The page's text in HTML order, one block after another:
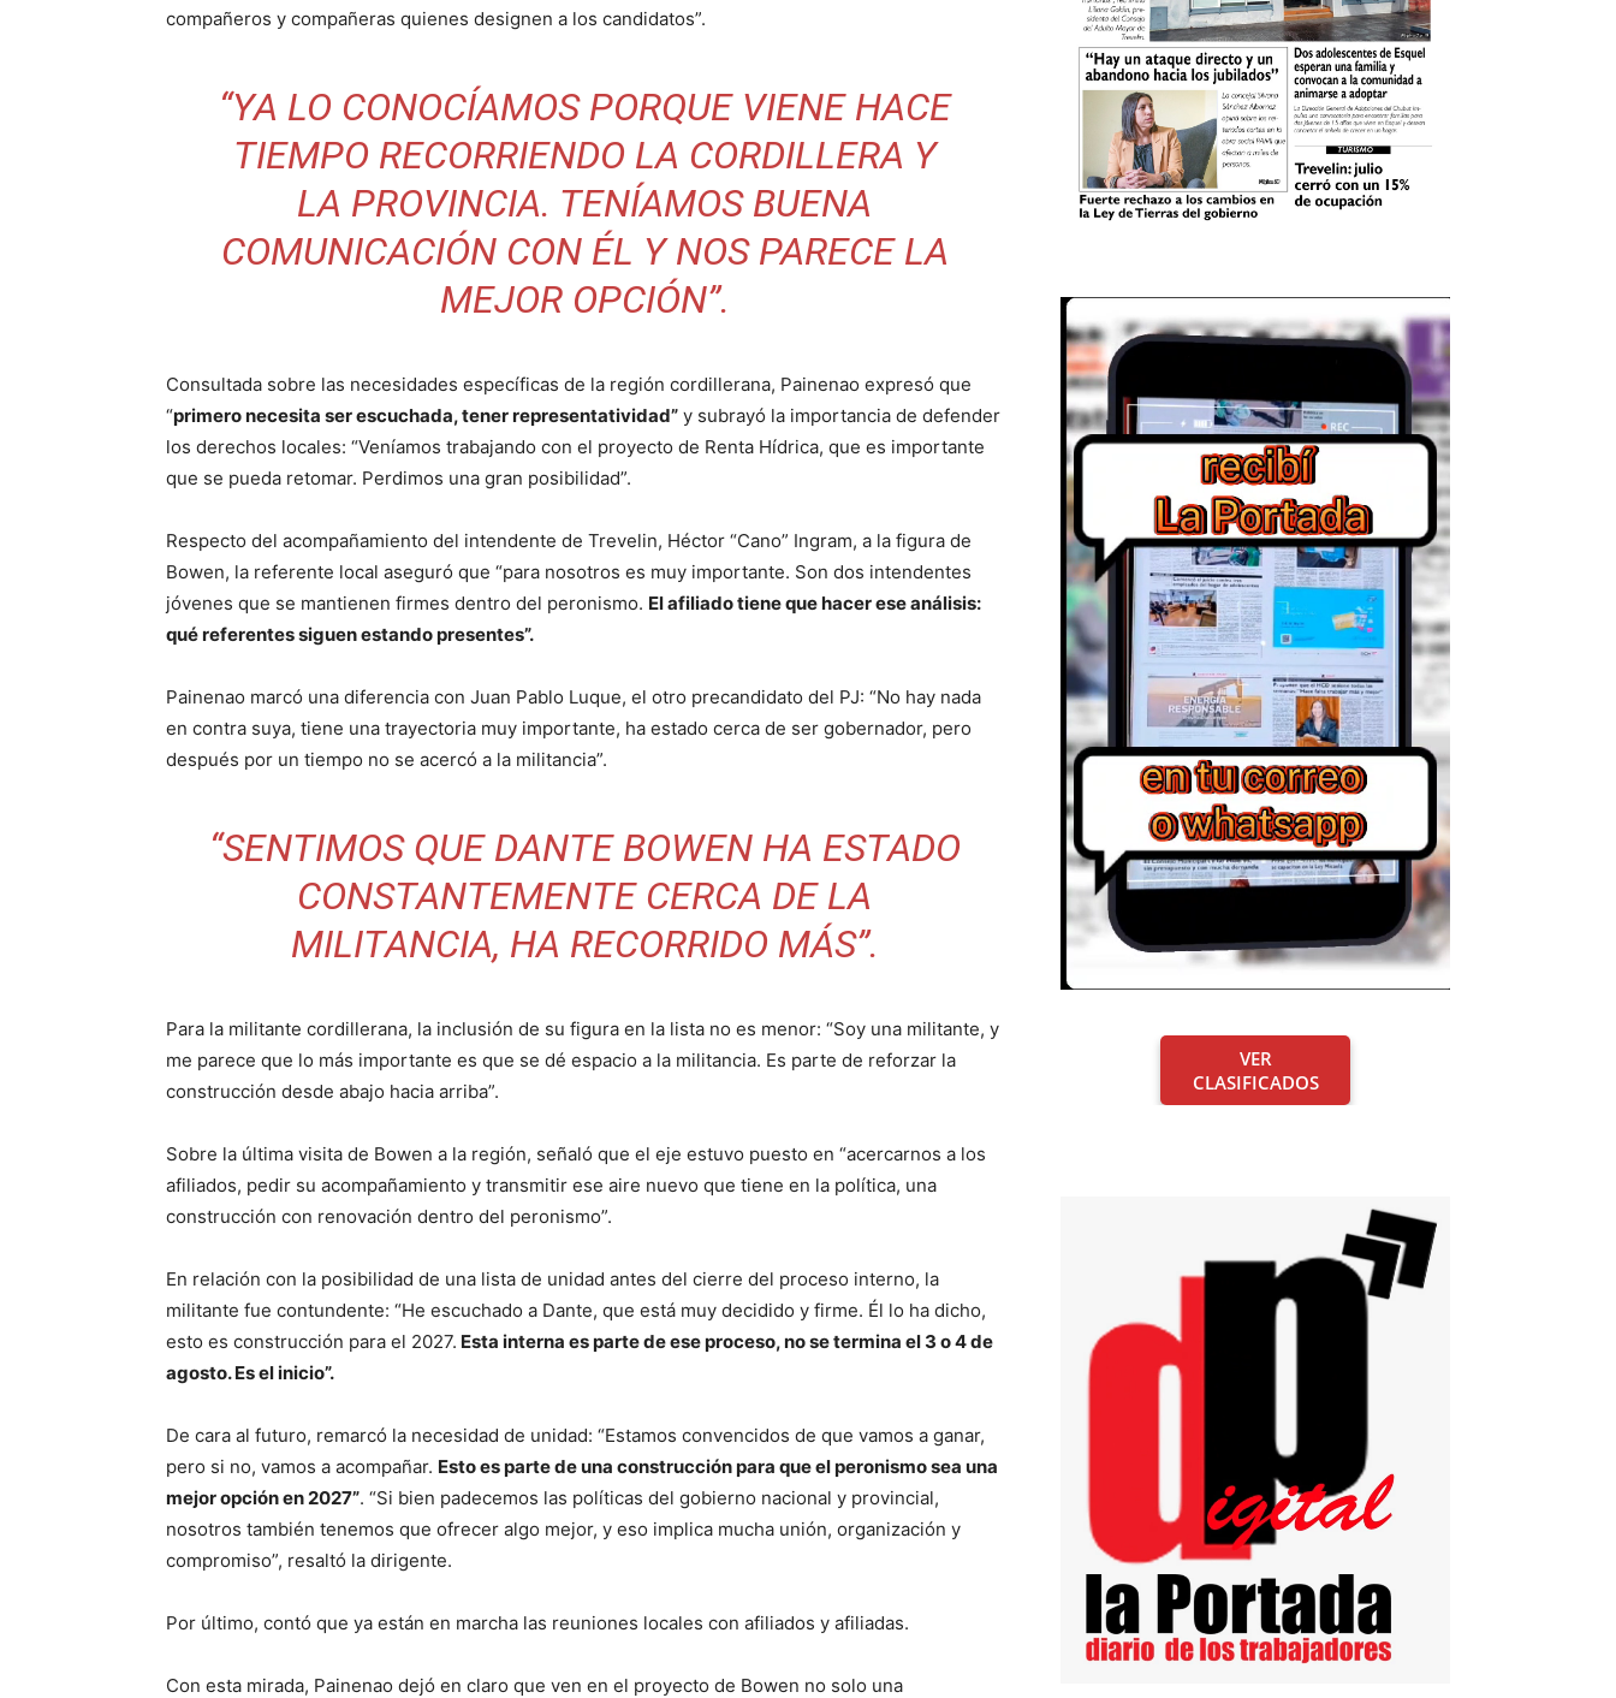
compañeros y compañeras quienes designen a los candidatos”.
“YA LO CONOCÍAMOS PORQUE VIENE HACE
TIEMPO RECORRIENDO LA CORDILLERA Y
LA PROVINCIA. TENÍAMOS BUENA
COMUNICACIÓN CON ÉL Y NOS PARECE LA
MEJOR OPCIÓN”.
Consultada sobre las necesidades específicas de la región cordillerana, Painenao expresó que
“primero necesita ser escuchada, tener representatividad” y subrayó la importancia de defender
los derechos locales: “Veníamos trabajando con el proyecto de Renta Hídrica, que es importante
que se pueda retomar. Perdimos una gran posibilidad”.
Respecto del acompañamiento del intendente de Trevelin, Héctor “Cano” Ingram, a la figura de
Bowen, la referente local aseguró que “para nosotros es muy importante. Son dos intendentes
jóvenes que se mantienen firmes dentro del peronismo. El afiliado tiene que hacer ese análisis:
qué referentes siguen estando presentes”.
Painenao marcó una diferencia con Juan Pablo Luque, el otro precandidato del PJ: “No hay nada
en contra suya, tiene una trayectoria muy importante, ha estado cerca de ser gobernador, pero
después por un tiempo no se acercó a la militancia”.
“SENTIMOS QUE DANTE BOWEN HA ESTADO
CONSTANTEMENTE CERCA DE LA
MILITANCIA, HA RECORRIDO MÁS”.
Para la militante cordillerana, la inclusión de su figura en la lista no es menor: “Soy una militante, y
me parece que lo más importante es que se dé espacio a la militancia. Es parte de reforzar la
construcción desde abajo hacia arriba”.
Sobre la última visita de Bowen a la región, señaló que el eje estuvo puesto en “acercarnos a los
afiliados, pedir su acompañamiento y transmitir ese aire nuevo que tiene en la política, una
construcción con renovación dentro del peronismo”.
En relación con la posibilidad de una lista de unidad antes del cierre del proceso interno, la
militante fue contundente: “He escuchado a Dante, que está muy decidido y firme. Él lo ha dicho,
esto es construcción para el 2027. Esta interna es parte de ese proceso, no se termina el 3 o 4 de
agosto. Es el inicio”.
De cara al futuro, remarcó la necesidad de unidad: “Estamos convencidos de que vamos a ganar,
pero si no, vamos a acompañar. Esto es parte de una construcción para que el peronismo sea una
mejor opción en 2027”. “Si bien padecemos las políticas del gobierno nacional y provincial,
nosotros también tenemos que ofrecer algo mejor, y eso implica mucha unión, organización y
compromiso”, resaltó la dirigente.
Por último, contó que ya están en marcha las reuniones locales con afiliados y afiliadas.
Con esta mirada, Painenao dejó en claro que ven en el proyecto de Bowen no solo una
VER
CLASIFICADOS